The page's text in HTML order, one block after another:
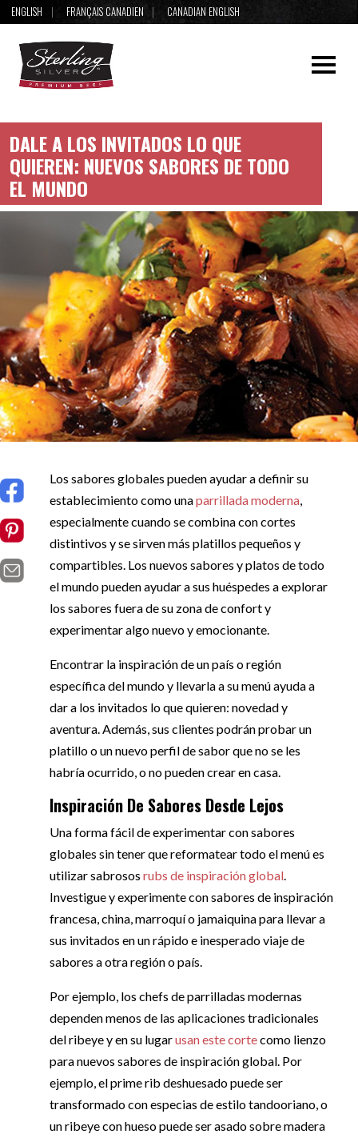
ENGLISH FRANÇAIS CANADIEN CANADIAN ENGLISH
DALE A LOS INVITADOS LO QUE
QUIEREN: NUEVOS SABORES DE TODO
EL MUNDO
Los sabores globales pueden ayudar a definir su
establecimiento como unaparrillada moderna,
especialmente cuando se combina con cortes
distintivos y se sirven más platillos pequeños y
compartibles. Los nuevos sabores y platos de todo
el mundo pueden ayudar a sus huéspedes a explorar
los sabores fuera de su zona de confort y
experimentar algo nuevo y emocionante.
Encontrar la inspiración de un país o región
específica del mundo y llevarla a su menú ayuda a
dar a los invitados lo que quieren: novedad y
aventura. Además, sus clientes podrán probar un
platillo o un nuevo perfil de sabor que no se les
habría ocurrido, o no pueden crear en casa.
Inspiración De Sabores Desde Lejos
Una forma fácil de experimentar con sabores
globales sin tener que reformatear todo el menú es
utilizar sabrosos rubs de inspiración global.
Investigue y experimente con sabores de inspiración
francesa, china, marroquí o jamaiquina para llevar a
sus invitados en un rápido e inesperado viaje de
sabores a otra región o país.
Por ejemplo, los chefs de parrilladas modernas
dependen menos de las aplicaciones tradicionales
del ribeye y en su lugarusan este cortecomo lienzo
para nuevos sabores de inspiración global. Por
ejemplo, el prime rib deshuesado puede ser
transformado con especias de estilo tandooriano, o
un ribeye con hueso puede ser asado sobre madera